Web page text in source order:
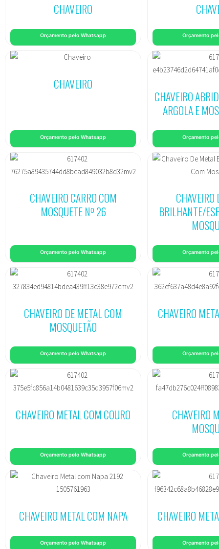
CHAVEIRO
Orçamento pelo Whatsapp Orçamento
CHAVEIRO
Orçamento pelo Whatsapp
CHAVEIRO
ARGOLA E
Orçamento
CHAVEIRO CARRO COM
MOSQUETE Nº 26
Orçamento pelo Whatsapp
CHAVEIRO
BRILHANTE/
Orçamento
CHAVEIRO DE METAL COM
MOSQUETÃO
Orçamento pelo Whatsapp
CHAVEIRO
Orçamento
CHAVEIRO METAL COM COURO
Orçamento pelo Whatsapp
CHAVEIRO
Orçamento
CHAVEIRO METAL COM NAPA
Orçamento pelo Whatsapp
CHAVEIRO
Orçamento